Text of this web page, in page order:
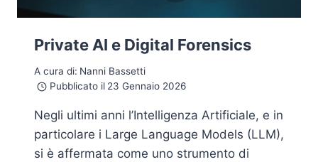
Private AI e Digital Forensics
A cura di: Nanni Bassetti
Pubblicato il 23 Gennaio 2026
Negli ultimi anni l’Intelligenza Artificiale, e in
particolare i Large Language Models (LLM),
si è affermata come uno strumento di